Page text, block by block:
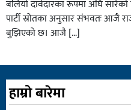
बलियो दावेदारका रूपमा अघि
पार्टी स्रोतका अनुसार संभवतः आजै
बुझिएको छ। आजै […]
हाम्रो बारेमा